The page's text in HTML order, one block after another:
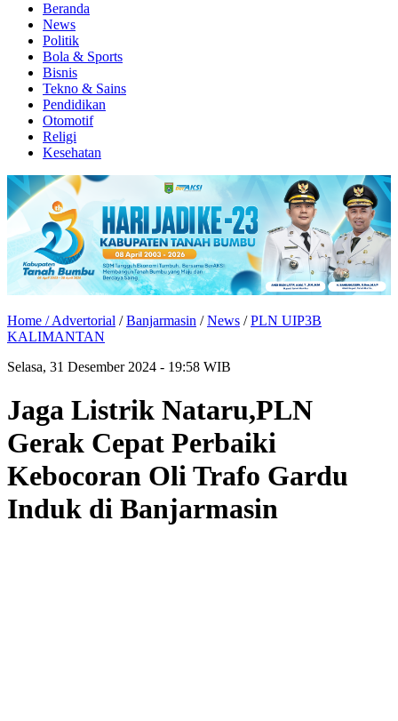
Beranda
News
Politik
Bola & Sports
Bisnis
Tekno & Sains
Pendidikan
Otomotif
Religi
Kesehatan
Home /Advertorial /Banjarmasin /News /PLN UIP3B
KALIMANTAN
Selasa, 31 Desember 2024 - 19:58 WIB
Jaga Listrik Nataru,PLN
Gerak Cepat Perbaiki
Kebocoran Oli Trafo Gardu
Induk di Banjarmasin